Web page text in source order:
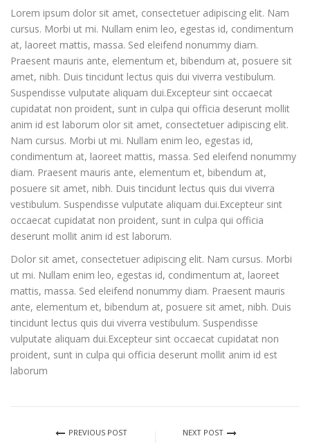
Lorem ipsum dolor sit amet, consectetuer adipiscing elit. Nam
cursus. Morbi ut mi. Nullam enim leo, egestas id, condimentum
at, laoreet mattis, massa. Sed eleifend nonummy diam.
Praesent mauris ante, elementum et, bibendum at, posuere sit
amet, nibh. Duis tincidunt lectus quis dui viverra vestibulum.
Suspendisse vulputate aliquam dui.Excepteur sint occaecat
cupidatat non proident, sunt in culpa qui officia deserunt mollit
anim id est laborum olor sit amet, consectetuer adipiscing elit.
Nam cursus. Morbi ut mi. Nullam enim leo, egestas id,
condimentum at, laoreet mattis, massa. Sed eleifend nonummy
diam. Praesent mauris ante, elementum et, bibendum at,
posuere sit amet, nibh. Duis tincidunt lectus quis dui viverra
vestibulum. Suspendisse vulputate aliquam dui.Excepteur sint
occaecat cupidatat non proident, sunt in culpa qui officia
deserunt mollit anim id est laborum.
Dolor sit amet, consectetuer adipiscing elit. Nam cursus. Morbi
ut mi. Nullam enim leo, egestas id, condimentum at, laoreet
mattis, massa. Sed eleifend nonummy diam. Praesent mauris
ante, elementum et, bibendum at, posuere sit amet, nibh. Duis
tincidunt lectus quis dui viverra vestibulum. Suspendisse
vulputate aliquam dui.Excepteur sint occaecat cupidatat non
proident, sunt in culpa qui officia deserunt mollit anim id est
laborum
PREVIOUS POST NEXT POST